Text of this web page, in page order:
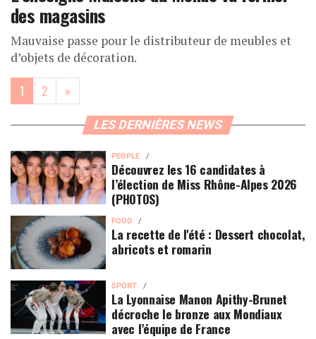
des magasins
Mauvaise passe pour le distributeur de meubles et
d’objets de décoration.
1 (current)
2 »
LES DERNIÈRES NEWS
PEOPLE
Découvrez les 16 candidates à
l’élection de Miss Rhône-Alpes 2026
(PHOTOS)
FOOD
La recette de l'été : Dessert chocolat,
abricots et romarin
SPORT
La Lyonnaise Manon Apithy-Brunet
décroche le bronze aux Mondiaux
avec l’équipe de France